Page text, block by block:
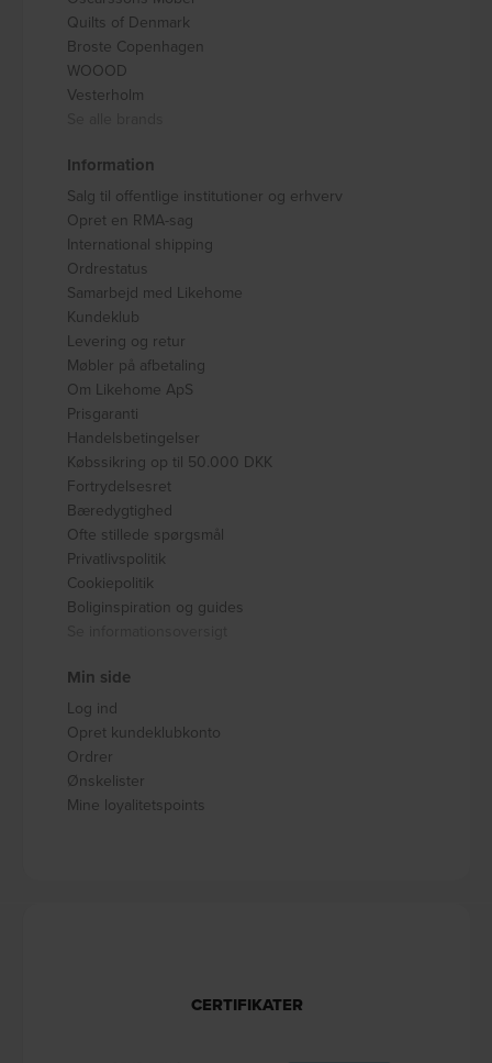
Quilts of Denmark
Broste Copenhagen
WOOOD
Vesterholm
Information
Salg til offentlige institutioner og erhverv
Opret en RMA-sag
International shipping
Ordrestatus
Samarbejd med Likehome
Kundeklub
Levering og retur
Møbler på afbetaling
Om Likehome ApS
Prisgaranti
Handelsbetingelser
Købssikring op til 50.000 DKK
Fortrydelsesret
Bæredygtighed
Ofte stillede spørgsmål
Privatlivspolitik
Cookiepolitik
Boliginspiration og guides
Min side
Log ind
Opret kundeklubkonto
Ordrer
Ønskelister
Mine loyalitetspoints
CERTIFIKATER